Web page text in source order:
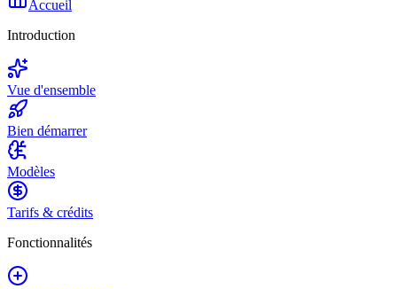
Accueil
Introduction
Vue d'ensemble
Bien démarrer
Modèles
Tarifs & crédits
Fonctionnalités